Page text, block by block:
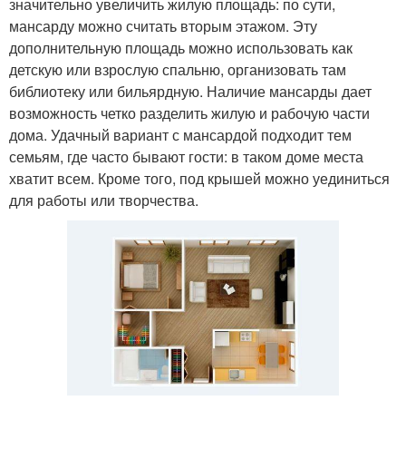
мансарду можно считать вторым этажом. Эту
дополнительную площадь можно использовать как
детскую или взрослую спальню, организовать там
библиотеку или бильярдную. Наличие мансарды дает
возможность четко разделить жилую и рабочую части
дома. Удачный вариант с мансардой подходит тем
семьям, где часто бывают гости: в таком доме места
хватит всем. Кроме того, под крышей можно уединиться
для работы или творчества.